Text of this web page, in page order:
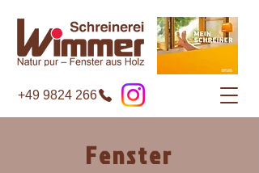
+49 9824 266
Fenster